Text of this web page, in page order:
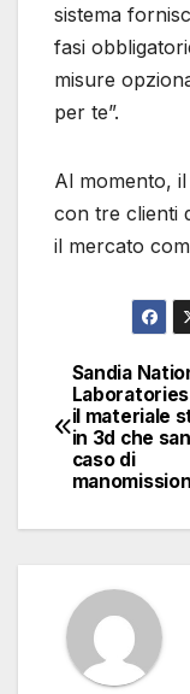
sistema
fasi
misure
per te”.
Al momento,
con tre clienti
il mercato
articoli
Sandia
Laboratories
il materiale
in 3d che
caso di